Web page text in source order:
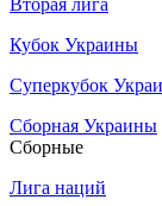
Вторая лига
Кубок Украины
Суперкубок
Сборная Украины
Сборные
Лига наций